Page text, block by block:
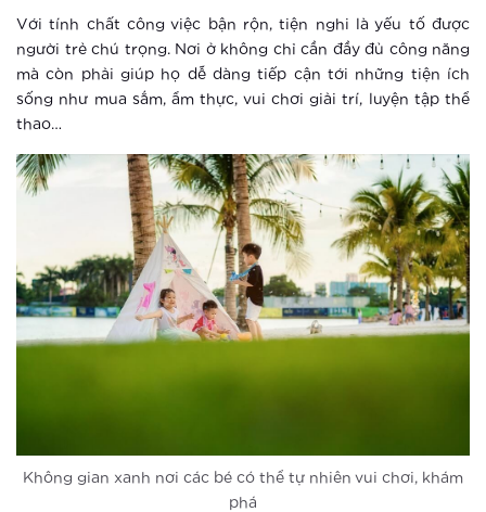
Với tính chất công việc bận rộn, tiện nghi là yếu tố được
người trẻ chú trọng. Nơi ở không chỉ cần đầy đủ công năng
mà còn phải giúp họ dễ dàng tiếp cận tới những tiện ích
sống như mua sắm, ẩm thực, vui chơi giải trí, luyện tập thể
thao…
Không gian xanh nơi các bé có thể tự nhiên vui chơi, khám
phá
Xem thêm
“Sống không khoảng cách” giữa tọa
độ vàng của trung tâm mới phía Tây
Xem thêm
Vinhomes Smart City ra mắt phân khu
The Sapphire 3
Xem thêm
The Sapphire 3 Vinhomes Smart City:
Ưu thế giúp The Sapphire 3 –
Vinhomes Smart City hút nhà đầu tư